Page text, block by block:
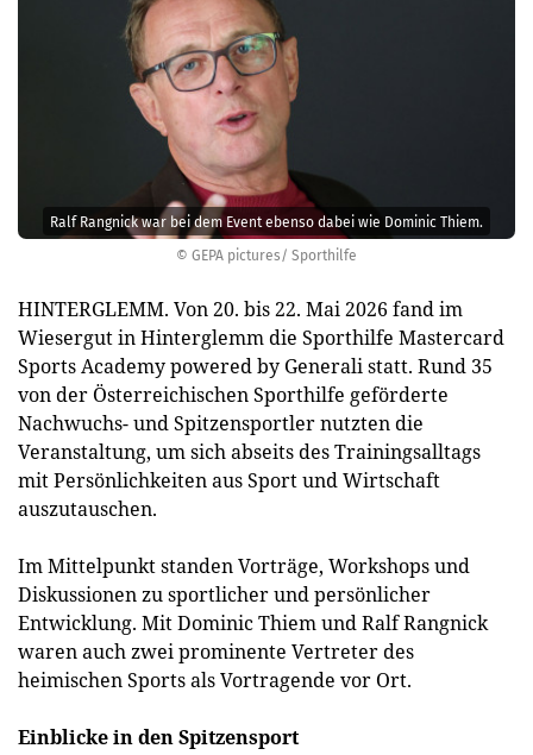
© GEPA pictures/ Sport­hilfe
Ralf Rangnick war bei dem Event ebenso dabei wie Dominic Thiem.
HINTERGLEMM. Von 20. bis 22. Mai 2026 fand im
Wiesergut in Hinterglemm die Sporthilfe Mastercard
Sports Academy powered by Generali statt. Rund 35
von der Österreichischen Sporthilfe geförderte
Nachwuchs- und Spitzensportler nutzten die
Veranstaltung, um sich abseits des Trainingsalltags
mit Persönlichkeiten aus Sport und Wirtschaft
auszutauschen.
Im Mittelpunkt standen Vorträge, Workshops und
Diskussionen zu sportlicher und persönlicher
Entwicklung. Mit Dominic Thiem und Ralf Rangnick
waren auch zwei prominente Vertreter des
heimischen Sports als Vortragende vor Ort.
Einblicke in den Spitzensport